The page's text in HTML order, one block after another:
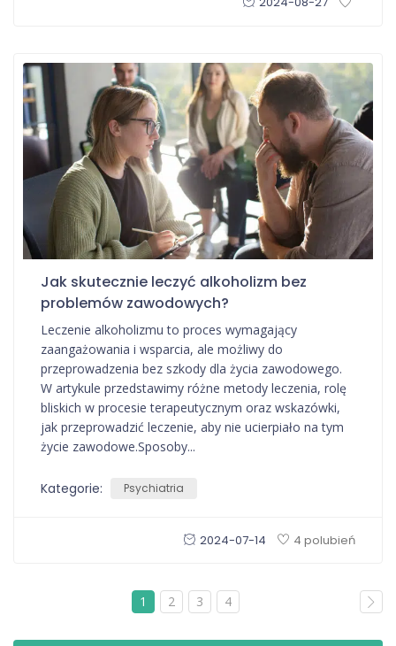
Jak skutecznie leczyć alkoholizm bez
problemów zawodowych?
Leczenie alkoholizmu to proces wymagający
zaangażowania i wsparcia, ale możliwy do
przeprowadzenia bez szkody dla życia zawodowego.
W artykule przedstawimy różne metody leczenia, rolę
bliskich w procesie terapeutycznym oraz wskazówki,
jak przeprowadzić leczenie, aby nie ucierpiało na tym
życie zawodowe.Sposoby...
Kategorie: Psychiatria
2024-07-14 4 polubień
1 2 3 4